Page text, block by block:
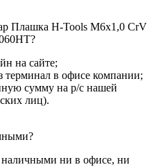
Плашка H-Tools М6х1,0 CrV
на сайте;
терминал в офисе компании;
сумму на р/с нашей
лиц).
ни в офисе, ни